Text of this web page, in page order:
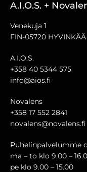
A.I.O.S. +
Venekuja 1
FIN-05720 HYVINKÄÄ
A.I.O.S.
+358 40 5344 575
info@aios.fi
Novalens
+358 17 552 2841
novalens@novalens.fi
Puhelinpalvelumme
ma – to klo 9.00 –
pe klo 9.00 – 15.00